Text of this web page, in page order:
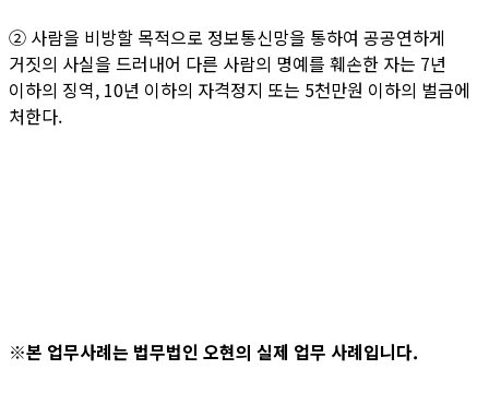
② 사람을 비방할 목적으로 정보통신망을 통하여 공공연하게
거짓의 사실을 드러내어 다른 사람의 명예를 훼손한 자는 7년
이하의 징역, 10년 이하의 자격정지 또는 5천만원 이하의 벌금에
처한다.
※본 업무사례는 법무법인 오현의 실제 업무 사례입니다.